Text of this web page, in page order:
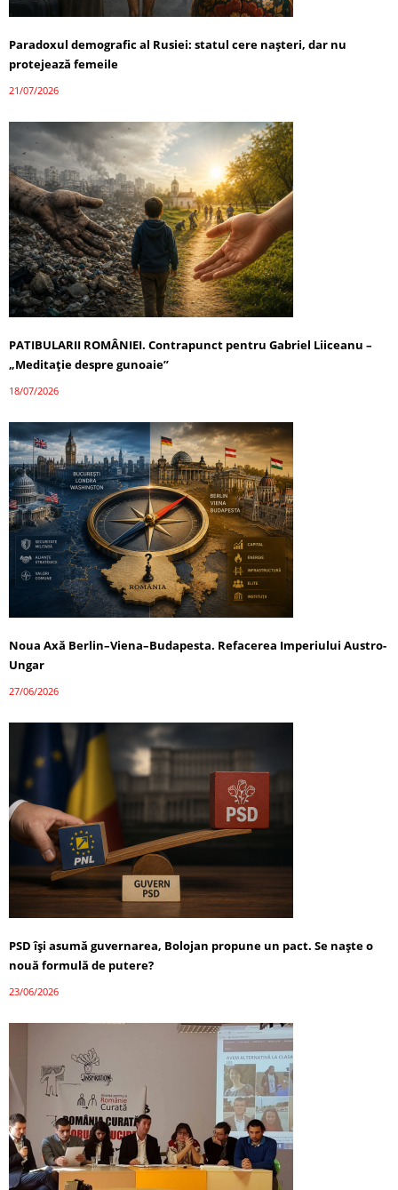
Paradoxul demografic al Rusiei: statul cere nașteri, dar nu
protejează femeile
21/07/2026
PATIBULARII ROMÂNIEI. Contrapunct pentru Gabriel Liiceanu –
„Meditație despre gunoaie”
18/07/2026
Noua Axă Berlin–Viena–Budapesta. Refacerea Imperiului Austro-
Ungar
27/06/2026
PSD își asumă guvernarea, Bolojan propune un pact. Se naște o
nouă formulă de putere?
23/06/2026